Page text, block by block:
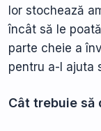
lor stochează
încât să le
parte cheie a
pentru a-l ajuta
Cât trebuie să